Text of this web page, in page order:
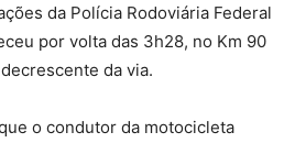
da Polícia Rodoviária Federal
por volta das 3h28, no Km 90
da via.
o condutor da motocicleta